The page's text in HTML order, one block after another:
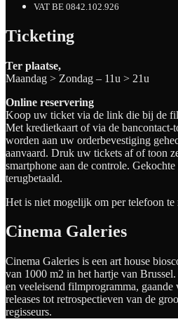
VAT BE 0842.102.926
Ticketing
Ter plaatse,
Maandag > Zondag – 11u > 21u
Online reservering
Koop uw ticket via de link die bij de
Met kredietkaart of via de bancontact-
worden aan uw orderbevestiging
aanvaard. Druk uw tickets af of toon
smartphone aan de controle.
terugbetaald.
Het is niet mogelijk om per telefoon te
Cinema Galeries
Cinema Galeries is een art house
van 1000 m2 in het hartje van
en veeleisend filmprogramma, gaande
releases tot retrospectieven van de
regisseurs.